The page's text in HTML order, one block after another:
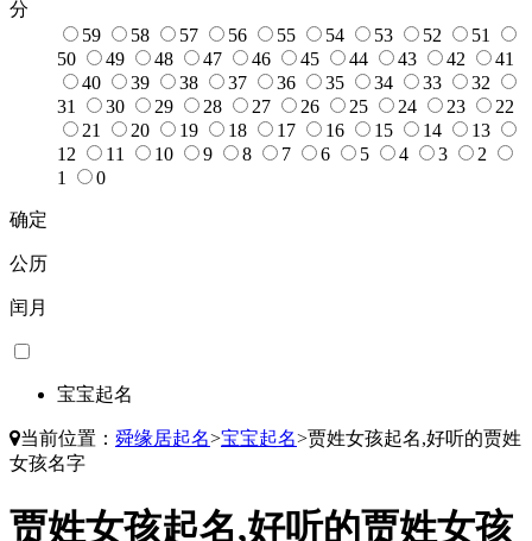
分
59
58 57 56 55 54 53 52
51
50
49 48 47 46 45 44 43 42
41
40
39 38 37 36 35 34 33
32
31
30 29 28 27 26 25 24 23
22
21
20 19 18 17 16 15 14
13
12
11 10 9 8 7 6 5 4 3
2
1
0
确定
公历
闰月
宝宝起名
当前位置： 舜缘居起名>宝宝起名>贾姓女孩起名,好听的贾姓
女孩名字
贾姓女孩起名,好听的贾姓女孩